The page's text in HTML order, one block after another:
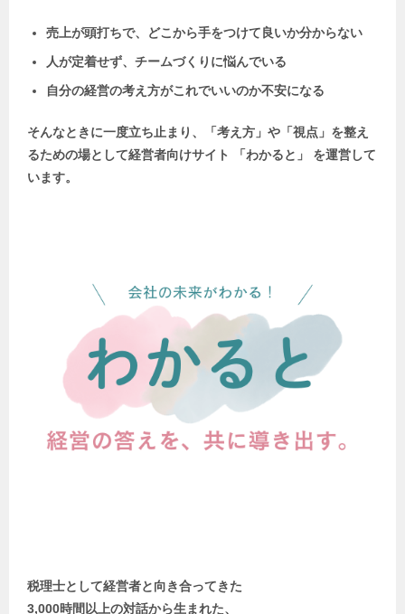
売上が頭打ちで、どこから手をつけて良いか分からない
人が定着せず、チームづくりに悩んでいる
自分の経営の考え方がこれでいいのか不安になる
そんなときに一度立ち止まり、「考え方」や「視点」を整え
るための場として経営者向けサイト 「わかると」 を運営して
います。
税理士として経営者と向き合ってきた
3,000時間以上の対話から生まれた、